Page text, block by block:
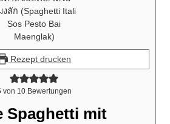
Rezept drucken
von 10Bewertungen
Spaghetti mit